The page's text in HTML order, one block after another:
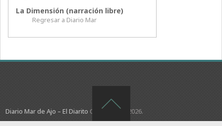
La Dimensión (narración libre)
Regresar a Diario Mar
Diario Mar de Ajo – El Diarito Copyright © 2026.